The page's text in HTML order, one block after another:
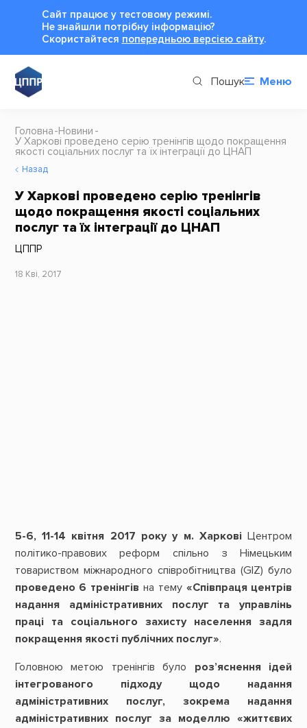
Сайт працює у тестовому режимі.
Не знайшли потрібну інформацію?
Cкористайтеся попередньою версією сайту.
Пошук Меню
Головна Новини
У Харкові проведено серію тренінгів щодо покращення
якості соціальних послуг та їх інтеграції до ЦНАП
Назад
У Харкові проведено серію тренінгів
щодо покращення якості соціальних
послуг та їх інтеграції до ЦНАП
ЦППР
18 Кві, 2017
5-6, 11-14 квітня 2017 року у м. Харкові Центром
політико-правових реформ спільно з Німецьким
товариством міжнародного співробітництва (GIZ) було
проведено 6 тренінгів на тему «Співпраця центрів
надання адміністративних послуг та управлінь
праці та соціального захисту населення задля
покращення якості публічних послуг».
Головною метою тренінгів було роз’яснення ідей
інтегрованого підходу щодо надання
адміністративних послуг, зокрема надання
адміністративних послуг за моделлю «життєвих